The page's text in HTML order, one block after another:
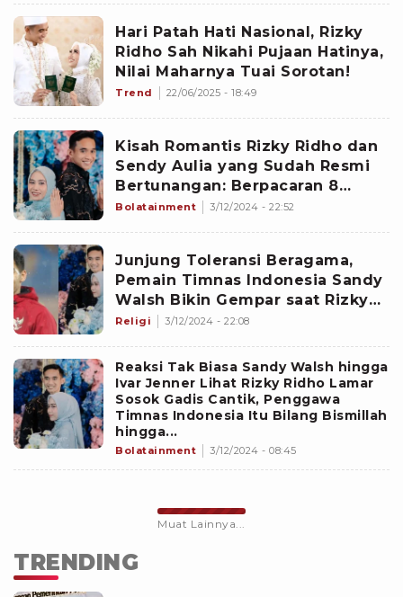
Hari Patah Hati Nasional, Rizky
Ridho Sah Nikahi Pujaan Hatinya,
Nilai Maharnya Tuai Sorotan!
Trend 22/06/2025 - 18:49
Kisah Romantis Rizky Ridho dan
Sendy Aulia yang Sudah Resmi
Bertunangan: Berpacaran 8
Tahun Sejak SMA, Kesetiaannya
Bolatainment 3/12/2024 - 22:52
Junjung Toleransi Beragama,
Pemain Timnas Indonesia Sandy
Walsh Bikin Gempar saat Rizky
Ridho Lamar Sendy Aulia
Religi 3/12/2024 - 22:08
Reaksi Tak Biasa Sandy Walsh hingga
Ivar Jenner Lihat Rizky Ridho Lamar
Sosok Gadis Cantik, Penggawa
Timnas Indonesia Itu Bilang Bismillah
hingga...
Bolatainment 3/12/2024 - 08:45
Muat Lainnya...
TRENDING